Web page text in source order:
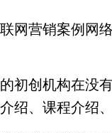
网营销案例网
初创机构在没
绍、课程介绍